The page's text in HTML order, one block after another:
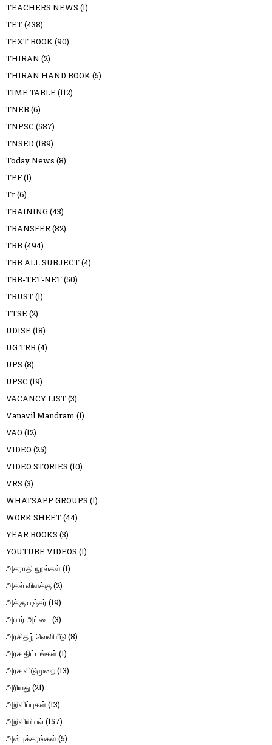
TEACHERS NEWS (1)
TET(438)
TEXT BOOK(90)
THIRAN (2)
THIRAN HAND BOOK(5)
TIME TABLE (112)
TNEB (6)
TNPSC (587)
TNSED (189)
Today News (8)
TPF(1)
Tr(6)
TRAINING (43)
TRANSFER(82)
TRB (494)
TRB ALL SUBJECT(4)
TRB-TET-NET(50)
TRUST(1)
TTSE (2)
UDISE (18)
UG TRB (4)
UPS (8)
UPSC (19)
VACANCY LIST(3)
Vanavil Mandram (1)
VAO (12)
VIDEO (25)
VIDEO STORIES (10)
VRS (3)
WHATSAPP GROUPS (1)
WORK SHEET(44)
YEAR BOOKS (3)
YOUTUBE VIDEOS (1)
அகராதி நூல்கள்(1)
அகல் விளக்கு(2)
அக்கு பஞ்சர் (19)
அபார் அட்டை (3)
அரசிதழ் வெளியீடு(8)
அரசு திட்டங்கள்(1)
அரசு விடுமுறை(13)
அரியது(21)
அறிவிப்புகள்(13)
அறிவியியல் (157)
அன்புக்கரங்கள்(5)